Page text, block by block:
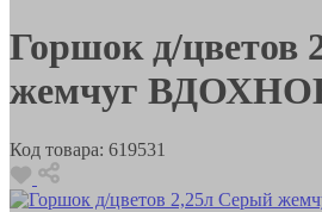
Горшок д/цветов
жемчуг
Код товара: 619531